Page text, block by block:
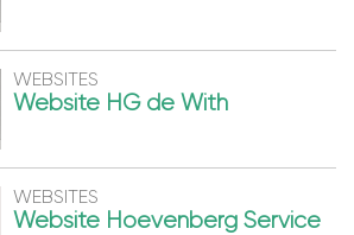
WEBSITES
Website HG de With
WEBSITES
Website Hoevenberg Service